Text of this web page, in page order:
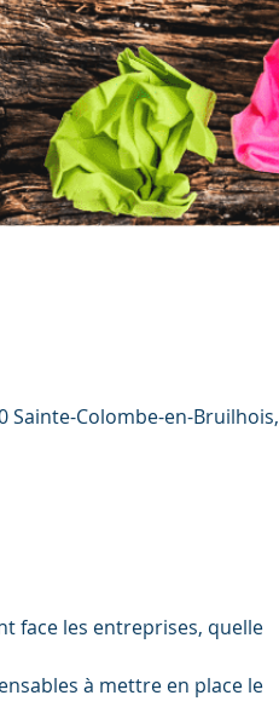
Sainte-Colombe-en-Bruilhois,
face les entreprises, quelle
à mettre en place le